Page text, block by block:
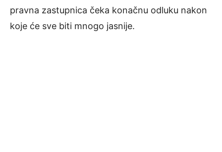
pravna zastupnica čeka konačnu odluku nakon
koje će sve biti mnogo jasnije.